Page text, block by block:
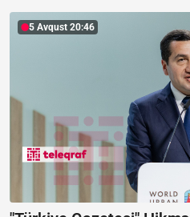
5 Avqust 20:46